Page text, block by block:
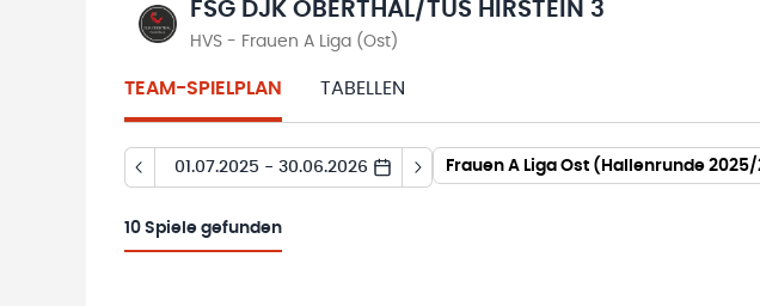
FSG DJK OBERTHAL/TUS HIRSTEIN 3
HVS - Frauen A Liga (Ost)
TEAM-SPIELPLAN TABELLEN
01.07.2025 - 30.06.2026 Frauen A Liga Ost (Hallenrunde
10 Spiele gefunden